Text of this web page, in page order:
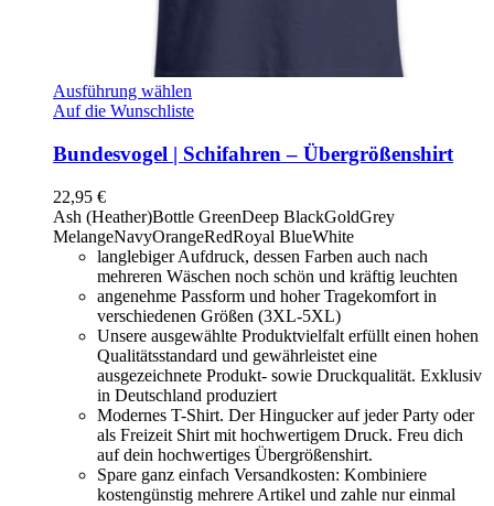
Ausführung wählen
Auf die Wunschliste
Bundesvogel | Schifahren – Übergrößenshirt
22,95 €
Ash (Heather)Bottle GreenDeep BlackGoldGrey
MelangeNavyOrangeRedRoyal BlueWhite
langlebiger Aufdruck, dessen Farben auch nach
mehreren Wäschen noch schön und kräftig leuchten
angenehme Passform und hoher Tragekomfort in
verschiedenen Größen (3XL-5XL)
Unsere ausgewählte Produktvielfalt erfüllt einen hohen
Qualitätsstandard und gewährleistet eine
ausgezeichnete Produkt- sowie Druckqualität. Exklusiv
in Deutschland produziert
Modernes T-Shirt. Der Hingucker auf jeder Party oder
als Freizeit Shirt mit hochwertigem Druck. Freu dich
auf dein hochwertiges Übergrößenshirt.
Spare ganz einfach Versandkosten: Kombiniere
kostengünstig mehrere Artikel und zahle nur einmal